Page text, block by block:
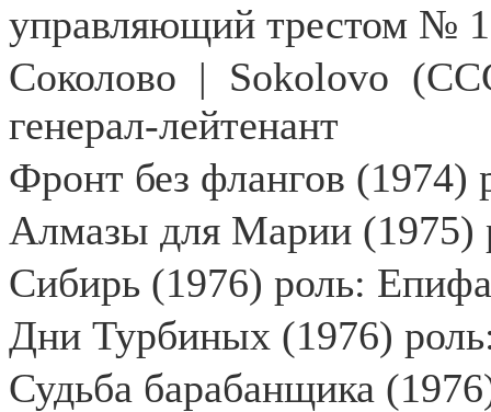
управляющий трестом №
Соколово | Sokolovo
генерал-лейтенант
Фронт без флангов (1974)
Алмазы для Марии (1975)
Сибирь (1976) роль:
Дни Турбиных (1976)
Судьба барабанщика